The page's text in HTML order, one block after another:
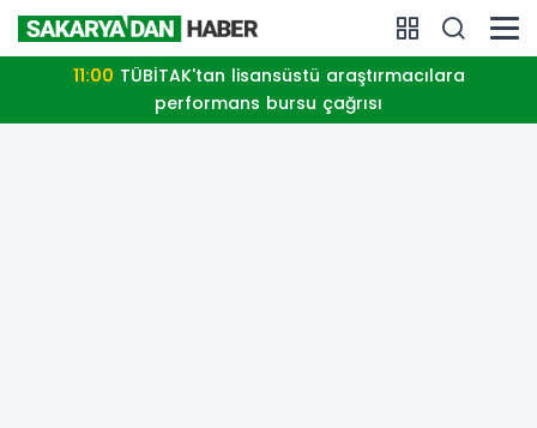
11:00
performans bursu çağrısı